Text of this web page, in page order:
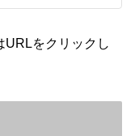
URLをクリックし